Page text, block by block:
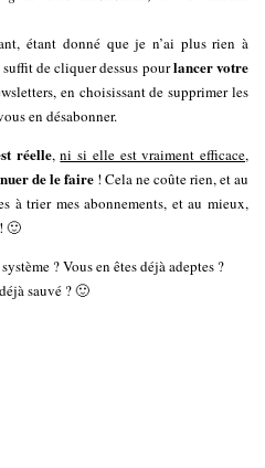
étant donné que je n’ai plus rien à
de cliquer dessus pourlancer votre
en choisissant de supprimer les
en désabonner.
réelle,ni si elle est vraiment efficace,
de le faire ! Cela ne coûte rien, et au
à trier mes abonnements, et au mieux,
🙂
? Vous en êtes déjà adeptes ?
sauvé ? 🙂